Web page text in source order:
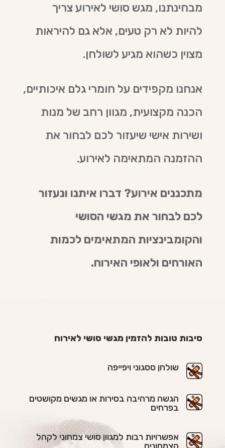
מבחינתנו, מגש סושי לאירוע צריך
להיות לא רק טעים, אלא גם להיראות
מצוין כשהוא מגיע לשולחן.
אנחנו מקפידים על חומרי גלם איכותיים,
הכנה מקצועית, מגוון רחב של מנות
ושירות אישי שיעזור לכם לבחור את
ההזמנה המתאימה לאירוע.
מתכננים אירוע? דברו איתנו ונעזור
לכם לבחור את מגשי הסושי
והקומבינציות המתאימים לכמות
האורחים ולאופי האירוח.
סיבות טובות להזמין מגשי סושי לאירוח
שולחן ססגוני ויפייפה
הגשה מרהיבה בסירות או מגשים מקושטים
בפרחים
אפשרויות רבות למגוון סושי צמחוני לקהל